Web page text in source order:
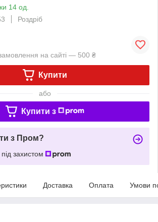
14 од.
Роздріб
на сайті — 500 ₴
Купити
або
Купити з
з Пром?
захистом
Доставка Оплата Умови